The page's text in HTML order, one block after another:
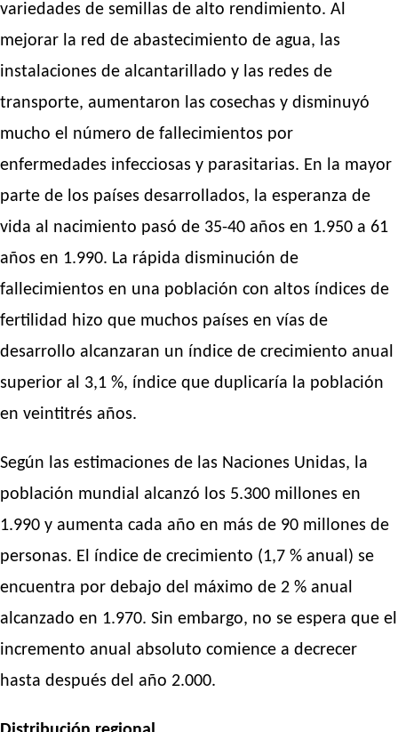
variedades de semillas de alto rendimiento. Al
mejorar la red de abastecimiento de agua, las
instalaciones de alcantarillado y las redes de
transporte, aumentaron las cosechas y disminuyó
mucho el número de fallecimientos por
enfermedades infecciosas y parasitarias. En la mayor
parte de los países desarrollados, la esperanza de
vida al nacimiento pasó de 35-40 años en 1.950 a 61
años en 1.990. La rápida disminución de
fallecimientos en una población con altos índices de
fertilidad hizo que muchos países en vías de
desarrollo alcanzaran un índice de crecimiento anual
superior al 3,1 %, índice que duplicaría la población
en veintitrés años.
Según las estimaciones de las Naciones Unidas, la
población mundial alcanzó los 5.300 millones en
1.990 y aumenta cada año en más de 90 millones de
personas. El índice de crecimiento (1,7 % anual) se
encuentra por debajo del máximo de 2 % anual
alcanzado en 1.970. Sin embargo, no se espera que el
incremento anual absoluto comience a decrecer
hasta después del año 2.000.